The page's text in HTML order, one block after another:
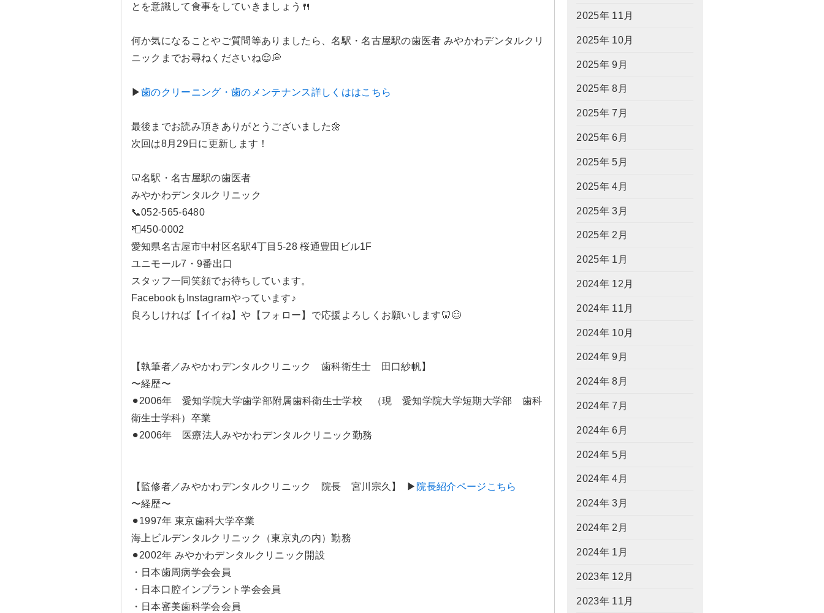
とを意識して食事をしていきましょう🍴
何か気になることやご質問等ありましたら、名駅・名古屋駅の歯医者 みやかわデンタルクリ
ニックまでお尋ねくださいね😌💭
▶︎歯のクリーニング・歯のメンテナンス詳しくははこちら
最後までお読み頂きありがとうございました🌼
次回は8月29日に更新します！
🦷名駅・名古屋駅の歯医者
みやかわデンタルクリニック
📞052-565-6480
📮450-0002
愛知県名古屋市中村区名駅4丁目5-28 桜通豊田ビル1F
ユニモール7・9番出口
スタッフ一同笑顔でお待ちしています。
FacebookもInstagramやっています♪
良ろしければ【イイね】や【フォロー】で応援よろしくお願いします🦷😊
【執筆者／みやかわデンタルクリニック 歯科衛生士 田口紗帆】
〜経歴〜
⚫︎2006年 愛知学院大学歯学部附属歯科衛生士学校 （現 愛知学院大学短期大学部 歯科
衛生士学科）卒業
⚫︎2006年 医療法人みやかわデンタルクリニック勤務
【監修者／みやかわデンタルクリニック 院長 宮川宗久】 ▶ 院長紹介ページこちら
〜経歴〜
⚫︎1997年 東京歯科大学卒業
海上ビルデンタルクリニック（東京丸の内）勤務
⚫︎2002年 みやかわデンタルクリニック開設
・日本歯周病学会会員
・日本口腔インプラント学会会員
・日本審美歯科学会会員
2025年 11月
2025年 10月
2025年 9月
2025年 8月
2025年 7月
2025年 6月
2025年 5月
2025年 4月
2025年 3月
2025年 2月
2025年 1月
2024年 12月
2024年 11月
2024年 10月
2024年 9月
2024年 8月
2024年 7月
2024年 6月
2024年 5月
2024年 4月
2024年 3月
2024年 2月
2024年 1月
2023年 12月
2023年 11月